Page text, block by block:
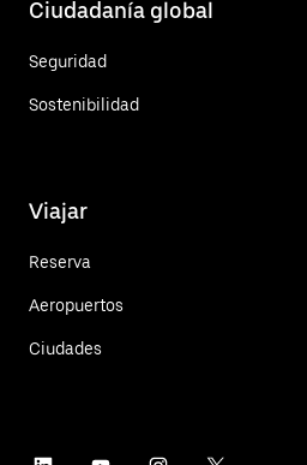
Ciudadanía global
Seguridad
Sostenibilidad
Viajar
Reserva
Aeropuertos
Ciudades